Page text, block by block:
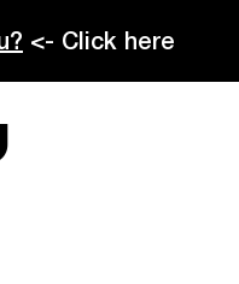
<- Click here